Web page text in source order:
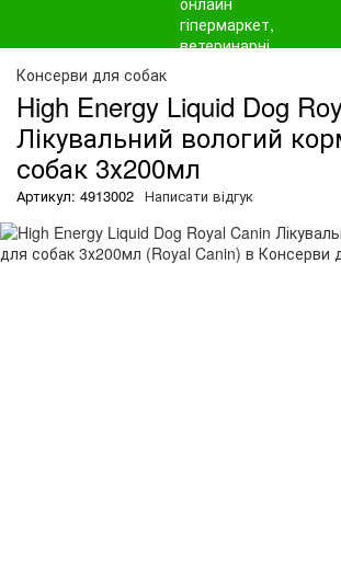
Консерви для собак
High Energy Liquid Dog
Лікувальний вологий
собак 3х200мл
Артикул: 4913002 Написати відгук